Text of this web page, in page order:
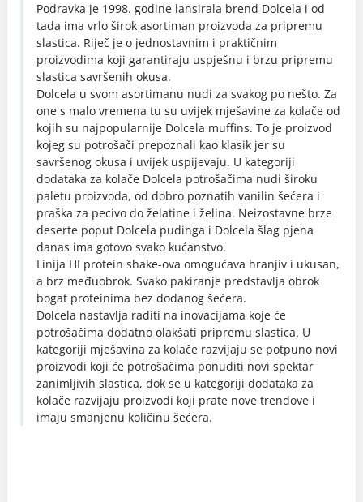
Podravka je 1998. godine lansirala brend Dolcela i od
tada ima vrlo širok asortiman proizvoda za pripremu
slastica. Riječ je o jednostavnim i praktičnim
proizvodima koji garantiraju uspješnu i brzu pripremu
slastica savršenih okusa.
Dolcela u svom asortimanu nudi za svakog po nešto. Za
one s malo vremena tu su uvijek mješavine za kolače od
kojih su najpopularnije Dolcela muffins. To je proizvod
kojeg su potrošači prepoznali kao klasik jer su
savršenog okusa i uvijek uspijevaju. U kategoriji
dodataka za kolače Dolcela potrošačima nudi široku
paletu proizvoda, od dobro poznatih vanilin šećera i
praška za pecivo do želatine i želina. Neizostavne brze
deserte poput Dolcela pudinga i Dolcela šlag pjena
danas ima gotovo svako kućanstvo.
Linija HI protein shake-ova omogućava hranjiv i ukusan,
a brz međuobrok. Svako pakiranje predstavlja obrok
bogat proteinima bez dodanog šećera.
Dolcela nastavlja raditi na inovacijama koje će
potrošačima dodatno olakšati pripremu slastica. U
kategoriji mješavina za kolače razvijaju se potpuno novi
proizvodi koji će potrošačima ponuditi novi spektar
zanimljivih slastica, dok se u kategoriji dodataka za
kolače razvijaju proizvodi koji prate nove trendove i
imaju smanjenu količinu šećera.